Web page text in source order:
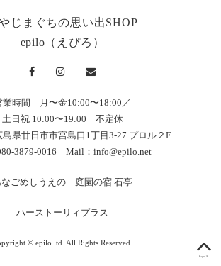
じまぐちの思い出SHOP
epilo（えぴろ）
業時間 月〜金10:00〜18:00／
土日祝 10:00〜19:00 不定休
島県廿日市市宮島口1丁目3-27 プロル２F
3879-0016 Mail： info@epilo.net
なごめしうえの 庭園の宿 石亭
ハーストーリィプラス
© epilo ltd. All Rights Reserved.
PageUP